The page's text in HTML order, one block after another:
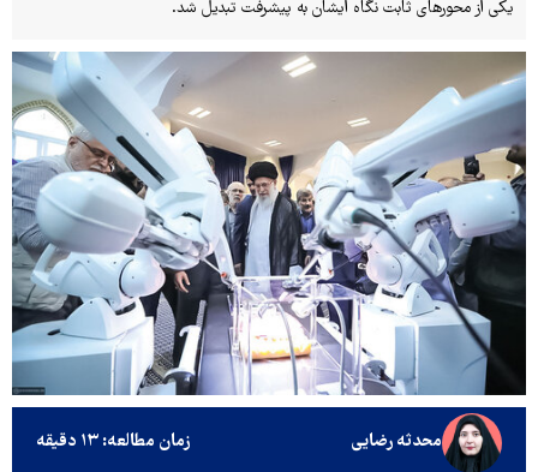
یکی از محورهای ثابت نگاه ایشان به پیشرفت تبدیل شد.
محدثه رضایی زمان مطالعه: ۱۳ دقیقه